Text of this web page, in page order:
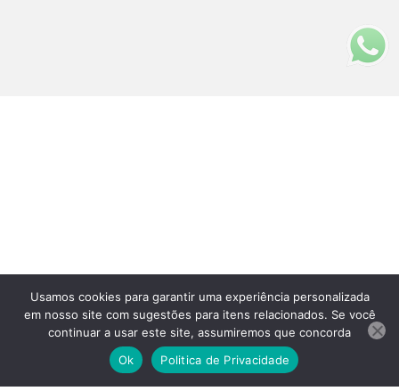
Fale Conosco
(11)3313-5200
(11)99902-5800
Usamos cookies para garantir uma experiência personalizada
em nosso site com sugestões para itens relacionados. Se você
continuar a usar este site, assumiremos que concorda
Ok
Politica de Privacidade